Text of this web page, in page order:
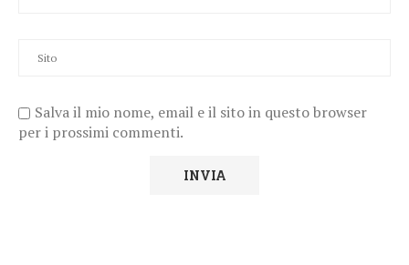
Salva il mio nome, email e il sito in questo browser
per i prossimi commenti.